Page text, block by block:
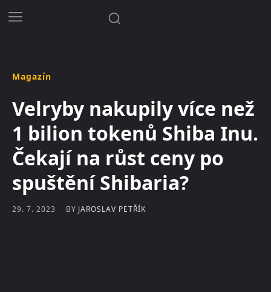
Magazín
Velryby nakupily více než
1 bilion tokenů Shiba Inu.
Čekají na růst ceny po
spuštění Shibaria?
29. 7. 2023 BY JAROSLAV PETŘÍK